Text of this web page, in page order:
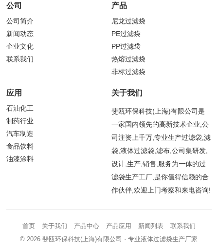
公司
公司简介
新闻动态
企业文化
联系我们
产品
尼龙过滤袋
PE过滤袋
PP过滤袋
热熔过滤袋
非标过滤袋
应用
石油化工
制药行业
汽车制造
食品饮料
油漆涂料
关于我们
斐瓯环保科技(上海)有限公司是
一家国内领先的高新技术企业,公
司注资上千万,专业生产过滤袋,滤
袋,液体过滤袋,滤布,公司集研发,
设计,生产,销售,服务为一体的过
滤袋生产工厂,是你值得信赖的合
作伙伴,欢迎上门考察和来电咨询!
首页 关于我们 产品中心 产品应用 新闻列表
联系我们
© 2026斐瓯环保科技(上海)有限公司 · 专业液体过滤袋生产厂家